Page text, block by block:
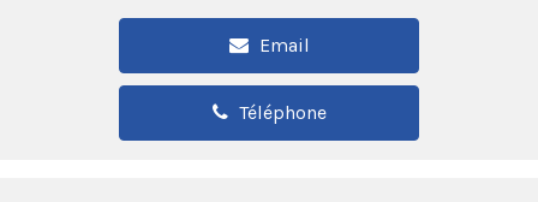
Email
Téléphone